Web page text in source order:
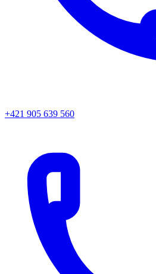
+421 905 639 560